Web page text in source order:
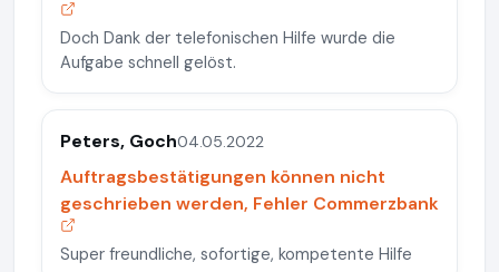
Doch Dank der telefonischen Hilfe wurde die
Aufgabe schnell gelöst.
Peters, Goch04.05.2022
Auftragsbestätigungen können nicht
geschrieben werden, Fehler Commerzbank
Super freundliche, sofortige, kompetente Hilfe